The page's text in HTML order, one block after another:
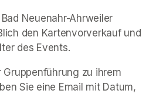
Neuenahr-Ahrweiler
den Kartenvorverkauf und
des Events.
Gruppenführung zu ihrem
Sie eine Email mit Datum,